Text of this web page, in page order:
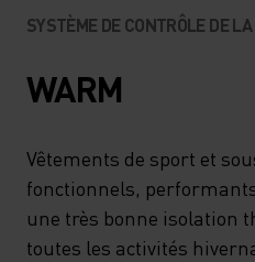
SYSTÈME DE CONTRÔLE DE
WARM
Vêtements de sport et
fonctionnels,
une très bonne isolation
toutes les activités